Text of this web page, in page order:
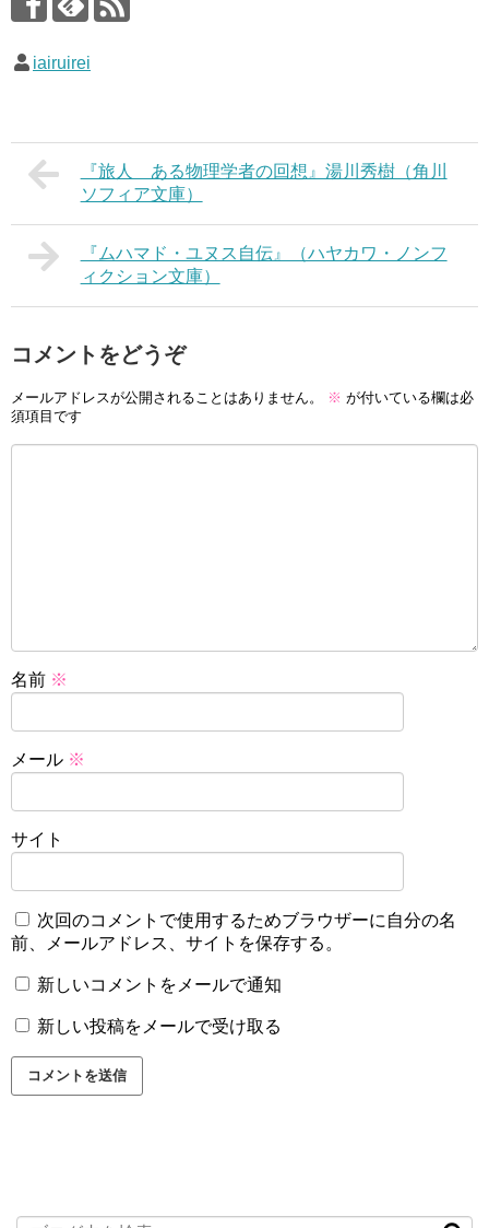
iairuirei
『旅人 ある物理学者の回想』湯川秀樹（角川
ソフィア文庫）
『ムハマド・ユヌス自伝』（ハヤカワ・ノンフ
ィクション文庫）
コメントをどうぞ
メールアドレスが公開されることはありません。 ※ が付いている欄は必
須項目です
名前 ※
メール ※
サイト
次回のコメントで使用するためブラウザーに自分の名
前、メールアドレス、サイトを保存する。
新しいコメントをメールで通知
新しい投稿をメールで受け取る